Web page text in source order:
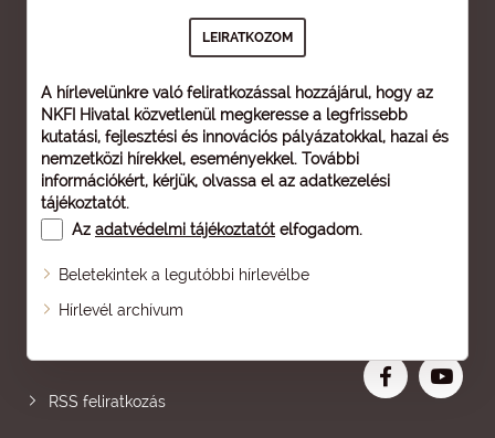
A hírlevelünkre való feliratkozással hozzájárul, hogy az
NKFI Hivatal közvetlenül megkeresse a legfrissebb
kutatási, fejlesztési és innovációs pályázatokkal, hazai és
nemzetközi hírekkel, eseményekkel. További
információkért, kérjük, olvassa el az adatkezelési
tájékoztatót.
Az adatvédelmi tájékoztatót elfogadom.
Beletekintek a legutóbbi hírlevélbe
Hírlevél archívum
Oldaltérkép
RSS feliratkozás